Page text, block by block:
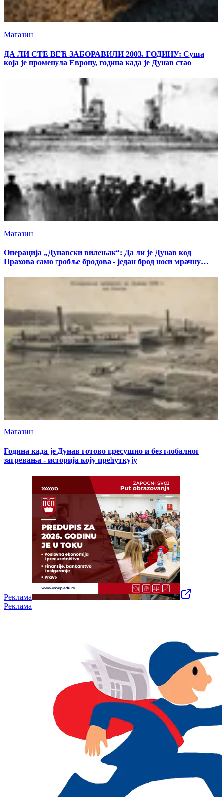
Магазин
ДА ЛИ СТЕ ВЕЋ ЗАБОРАВИЛИ 2003. ГОДИНУ: Суша
која је променула Европу, година када је Дунав стао
Магазин
Операција „Дунавски вилењак“: Да ли је Дунав код
Прахова само гробље бродова - један брод носи мрачну
Магазин
Година када је Дунав готово пресушио и без глобалног
загревања - историја коју прећуткују
Реклама
Реклама